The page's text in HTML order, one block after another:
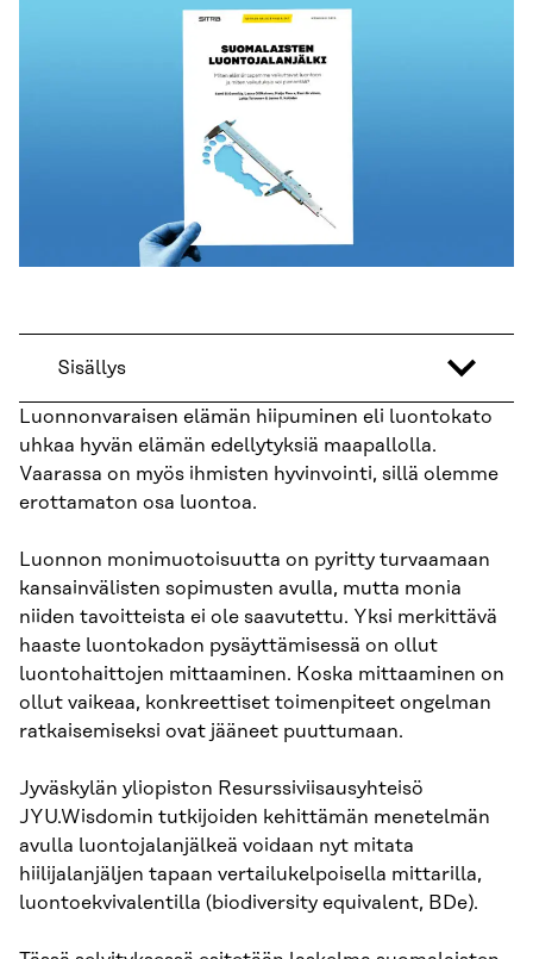
Sisällys
Luonnonvaraisen elämän hiipuminen eli luontokato
uhkaa hyvän elämän edellytyksiä maapallolla.
Vaarassa on myös ihmisten hyvinvointi, sillä olemme
erottamaton osa luontoa.
Luonnon monimuotoisuutta on pyritty turvaamaan
kansainvälisten sopimusten avulla, mutta monia
niiden tavoitteista ei ole saavutettu. Yksi merkittävä
haaste luontokadon pysäyttämisessä on ollut
luontohaittojen mittaaminen. Koska mittaaminen on
ollut vaikeaa, konkreettiset toimenpiteet ongelman
ratkaisemiseksi ovat jääneet puuttumaan.
Jyväskylän yliopiston Resurssiviisausyhteisö
JYU.Wisdomin tutkijoiden kehittämän menetelmän
avulla luontojalanjälkeä voidaan nyt mitata
hiilijalanjäljen tapaan vertailukelpoisella mittarilla,
luontoekvivalentilla (biodiversity equivalent, BDe).